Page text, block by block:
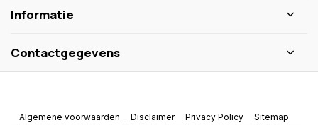
Informatie
Contactgegevens
Algemene voorwaarden Disclaimer Privacy Policy Sitemap